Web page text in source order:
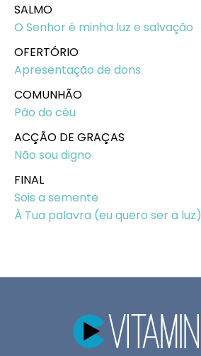
SALMO
O Senhor é minha luz e salvação
OFERTÓRIO
Apresentação de dons
COMUNHÃO
Pão do céu
ACÇÃO DE GRAÇAS
Não sou digno
FINAL
Sois a semente
À Tua palavra (eu quero ser a luz)